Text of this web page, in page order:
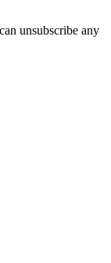
unsubscribe any